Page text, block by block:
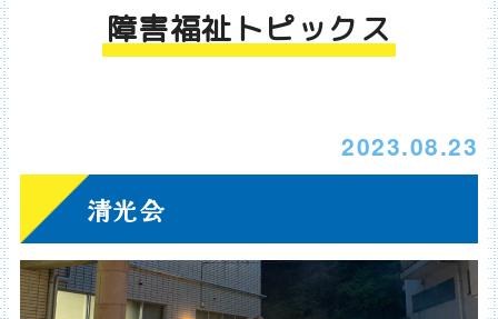
障害福祉トピックス
2023.08.23
清光会